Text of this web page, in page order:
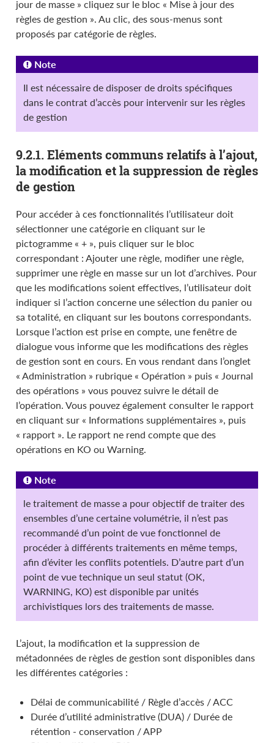
jour de masse » cliquez sur le bloc « Mise à jour des
règles de gestion ». Au clic, des sous-menus sont
proposés par catégorie de règles.
Note
Il est nécessaire de disposer de droits spécifiques
dans le contrat d’accès pour intervenir sur les règles
de gestion
9.2.1. Eléments communs relatifs à l’ajout,
la modification et la suppression de règles
de gestion
Pour accéder à ces fonctionnalités l’utilisateur doit
sélectionner une catégorie en cliquant sur le
pictogramme « + », puis cliquer sur le bloc
correspondant : Ajouter une règle, modifier une règle,
supprimer une règle en masse sur un lot d’archives. Pour
que les modifications soient effectives, l’utilisateur doit
indiquer si l’action concerne une sélection du panier ou
sa totalité, en cliquant sur les boutons correspondants.
Lorsque l’action est prise en compte, une fenêtre de
dialogue vous informe que les modifications des règles
de gestion sont en cours. En vous rendant dans l’onglet
« Administration » rubrique « Opération » puis « Journal
des opérations » vous pouvez suivre le détail de
l’opération. Vous pouvez également consulter le rapport
en cliquant sur « Informations supplémentaires », puis
« rapport ». Le rapport ne rend compte que des
opérations en KO ou Warning.
Note
le traitement de masse a pour objectif de traiter des
ensembles d’une certaine volumétrie, il n’est pas
recommandé d’un point de vue fonctionnel de
procéder à différents traitements en même temps,
afin d’éviter les conflits potentiels. D’autre part d’un
point de vue technique un seul statut (OK,
WARNING, KO) est disponible par unités
archivistiques lors des traitements de masse.
L’ajout, la modification et la suppression de
métadonnées de règles de gestion sont disponibles dans
les différentes catégories :
Délai de communicabilité / Règle d’accès / ACC
Durée d’utilité administrative (DUA) / Durée de
rétention - conservation / APP